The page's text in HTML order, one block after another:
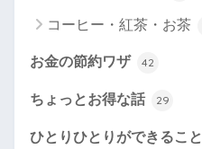
コーヒー・紅茶・お茶
お金の節約ワザ 42
ちょっとお得な話 29
ひとりひとりができること